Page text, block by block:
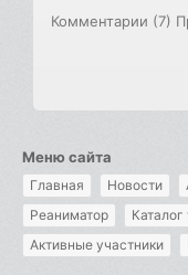
Комментарии (7)
Меню сайта
Главная Новости
Реаниматор
Каталог
Активные участники